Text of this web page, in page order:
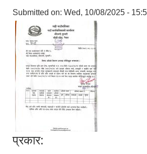
Submitted on: Wed, 10/08/2025 -
प्रकार: